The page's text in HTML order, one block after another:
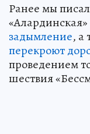
Ранее мы
задымление, а
перекроют
проведением
шествия